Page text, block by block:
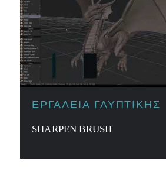
ΕΡΓΑΛΕΊΑ ΓΛΥΠΤΙΚΉΣ
SHARPEN BRUSH